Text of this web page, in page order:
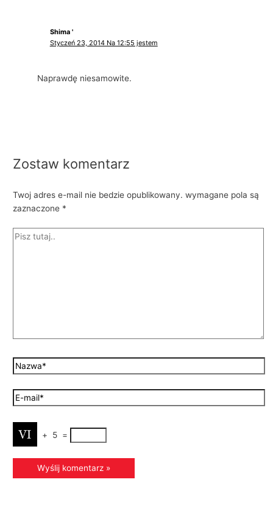
Shima '
Styczeń 23, 2014 Na 12:55 jestem
Naprawdę niesamowite.
Zostaw komentarz
Twoj adres e-mail nie bedzie opublikowany. wymagane pola są
zaznaczone *
+ 5 =